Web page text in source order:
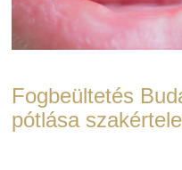
Fogbeültetés
pótlása